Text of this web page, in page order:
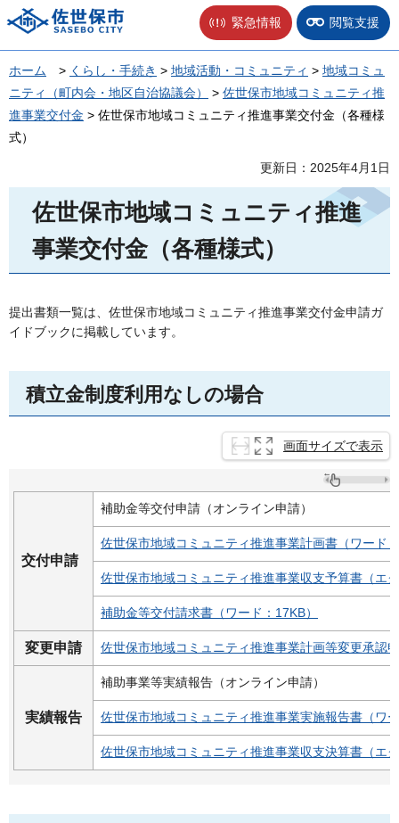
佐世保市 緊急情報 閲覧支援
ホーム > くらし・手続き > 地域活動・コミュニティ > 地域コミュ
ニティ（町内会・地区自治協議会）
> 佐世保市地域コミュニティ推
進事業交付金 > 佐世保市地域コミュニティ推進事業交付金（各種様
式）
更新日：2025年4月1日
佐世保市地域コミュニティ推進
事業交付金（各種様式）
提出書類一覧は、佐世保市地域コミュニティ推進事業交付金申請ガ
イドブックに掲載しています。
積立金制度利用なしの場合
画面サイズで表示
交付申請
補助金等交付申請（オンライン申請）
佐世保市地域コミュニティ推進事業計画書（ワード
佐世保市地域コミュニティ推進事業収支予算書（エ
補助金等交付請求書（ワード：17KB）
変更申請 佐世保市地域コミュニティ推進事業計画等変更承認
実績報告
補助事業等実績報告（オンライン申請）
佐世保市地域コミュニティ推進事業実施報告書（ワ
佐世保市地域コミュニティ推進事業収支決算書（エ